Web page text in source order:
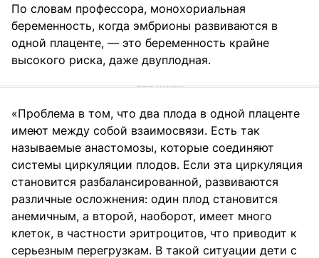
По словам профессора, монохориальная
беременность, когда эмбрионы развиваются в
одной плаценте, — это беременность крайне
высокого риска, даже двуплодная.
«Проблема в том, что два плода в одной плаценте
имеют между собой взаимосвязи. Есть так
называемые анастомозы, которые соединяют
системы циркуляции плодов. Если эта циркуляция
становится разбалансированной, развиваются
различные осложнения: один плод становится
анемичным, а второй, наоборот, имеет много
клеток, в частности эритроцитов, что приводит к
серьезным перегрузкам. В такой ситуации дети с